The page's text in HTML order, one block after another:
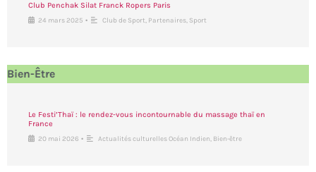
Club Penchak Silat Franck Ropers Paris
24 mars 2025 • Club de Sport, Partenaires, Sport
Bien-Être
Le Festi’Thaï : le rendez-vous incontournable du massage thaï en
France
20 mai 2026 • Actualités culturelles Océan Indien, Bien-être